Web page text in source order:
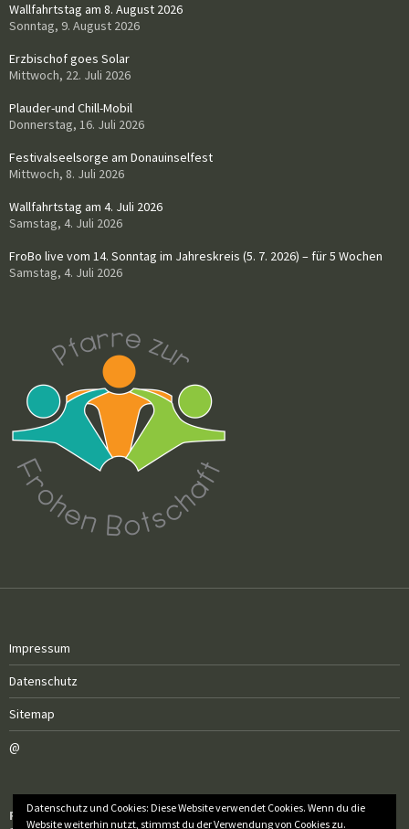
Wallfahrtstag am 8. August 2026
Sonntag, 9. August 2026
Erzbischof goes Solar
Mittwoch, 22. Juli 2026
Plauder-und Chill-Mobil
Donnerstag, 16. Juli 2026
Festivalseelsorge am Donauinselfest
Mittwoch, 8. Juli 2026
Wallfahrtstag am 4. Juli 2026
Samstag, 4. Juli 2026
FroBo live vom 14. Sonntag im Jahreskreis (5. 7. 2026) – für 5 Wochen
Samstag, 4. Juli 2026
Impressum
Datenschutz
Sitemap
@
Röm.-kath. Pfarrgemeinde Sankt Elisabeth
Datenschutz und Cookies: Diese Website verwendet Cookies. Wenn du die
Website weiterhin nutzt, stimmst du der Verwendung von Cookies zu.